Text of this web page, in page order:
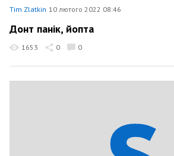
Tim Zlatkin 10 лютого 2022 08:46
Донт панік, йопта
1653 0 0